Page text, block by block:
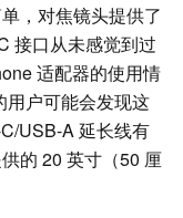
，对焦镜头提供了
接口从未感觉到过
适配器的使用情
户可能会发现这
USB-A 延长线有
的 20 英寸（50 厘